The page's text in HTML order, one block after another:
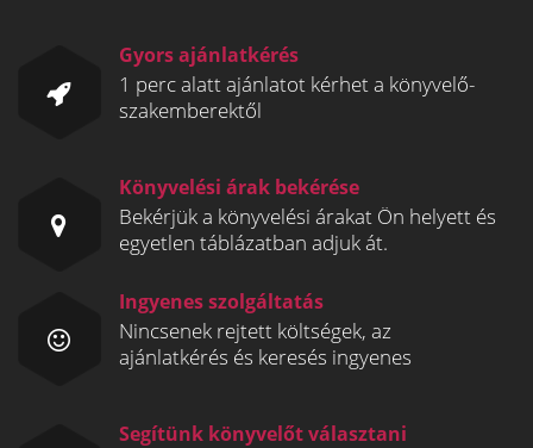
Gyors ajánlatkérés
1 perc alatt ajánlatot kérhet a könyvelő-
szakemberektől
Könyvelési árak bekérése
Bekérjük a könyvelési árakat Ön helyett és
egyetlen táblázatban adjuk át.
Ingyenes szolgáltatás
Nincsenek rejtett költségek, az
ajánlatkérés és keresés ingyenes
Segítünk könyvelőt választani